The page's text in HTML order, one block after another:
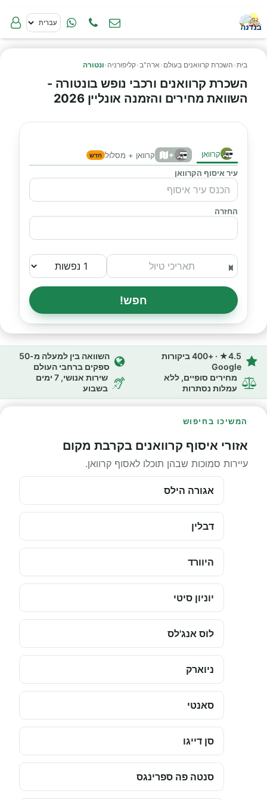
בית› השכרת קרוואנים בעולם › ארה"ב›קליפורניה ›ונטורה
השכרת קרוואנים ורכבי נופש בונטורה -
השוואת מחירים והזמנה אונליין 2026
קרוואן + קרוואן + מסלול חדש
עיר איסוף הקרוואן
החזרה
חפש!
4.5★ · +400 ביקורות
Google
השוואה בין למעלה מ-50
ספקים ברחבי העולם
מחירים סופיים, ללא
עמלות נסתרות
שירות אנושי, 7 ימים
בשבוע
המשיכו בחיפוש
אזורי איסוף קרוואנים בקרבת מקום
עיירות סמוכות שבהן תוכלו לאסוף קרוואן.
אגורה הילס
דבלין
היוורד
יוניון סיטי
לוס אנג'לס
ניוארק
סאנטי
סן דייגו
סנטה פה ספרינגס